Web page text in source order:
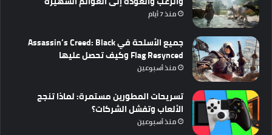
منذ 7 أيام
جميع الأسلحة في Assassin’s Creed: Black
Flag Resynced وكيف تحصل عليها
منذ أسبوعين
تسريحات المطورين مستمرة: لماذا تنجح
الألعاب وتفشل الشركات؟
منذ أسبوعين